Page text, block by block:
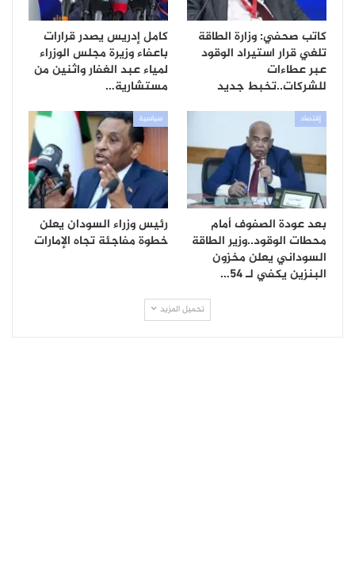
كاتب صحفي: وزارة الطاقة
تلغي قرار استيراد الوقود
عبر عطاءات
للشركات..تخبط جديد
كامل إدريس يصدر قرارات
باعفاء وزيرة مجلس الوزراء
لمياء عبد الغفار واثنين من
مستشارية…
إقتصاد
بعد عودة الصفوف أمام
محطات الوقود..وزير الطاقة
السوداني يعلن مخزون
البنزين يكفي لـ 54…
سياسية
رئيس وزراء السودان يعلن
خطوة مفاجئة تجاه الإمارات
تحميل المزيد